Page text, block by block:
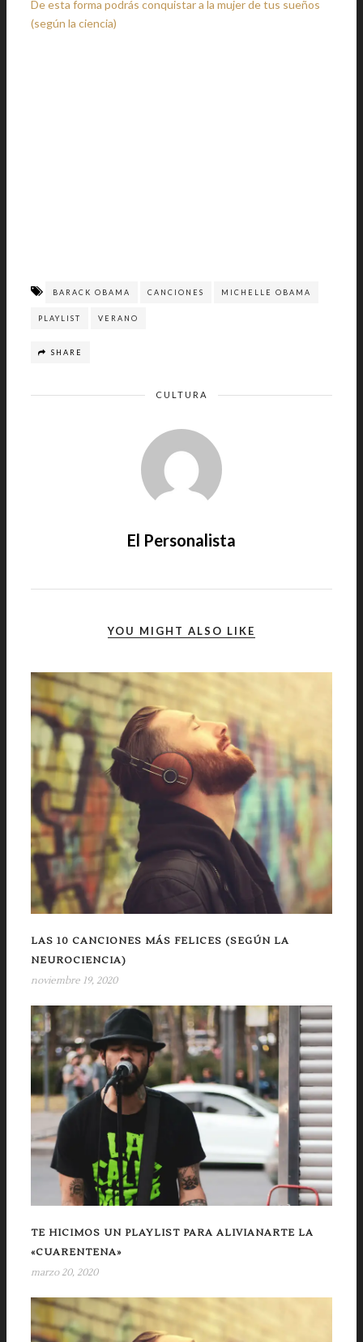
De esta forma podrás conquistar a la mujer de tus sueños
(según la ciencia)
BARACK OBAMA CANCIONES MICHELLE OBAMA
PLAYLIST VERANO
SHARE
CULTURA
El Personalista
YOU MIGHT ALSO LIKE
LAS 10 CANCIONES MÁS FELICES (SEGÚN LA
NEUROCIENCIA)
noviembre 19, 2020
TE HICIMOS UN PLAYLIST PARA ALIVIANARTE LA
«CUARENTENA»
marzo 20, 2020